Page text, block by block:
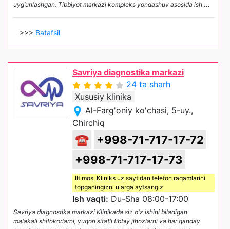
uyg‘unlashgan. Tibbiyot markazi kompleks yondashuv asosida ish ...
>>> Batafsil
Savriya diagnostika markazi
24 ta sharh
Xususiy klinika
Al-Farg'oniy ko'chasi, 5-uy.,
Chirchiq
☎
+998-71-717-17-72
+998-71-717-17-73
Iltimos, Kliniks uz saytidan telefon raqamlarini
topganingizni ularga aytsangiz
Ish vaqti: Du-Sha 08:00-17:00
Savriya diagnostika markazi Klinikada siz o'z ishini biladigan
malakali shifokorlarni, yuqori sifatli tibbiy jihozlarni va har qanday